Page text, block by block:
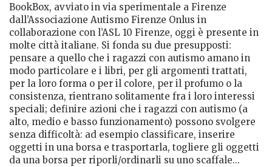
BookBox, avviato in via sperimentale a Firenze
dall’Associazione Autismo Firenze Onlus in
collaborazione con l’ASL 10 Firenze, oggi è presente in
molte città italiane. Si fonda su due presupposti:
pensare a quello che i ragazzi con autismo amano in
modo particolare e i libri, per gli argomenti trattati,
per la loro forma o per il colore, per il profumo o la
consistenza, rientrano solitamente fra i loro interessi
speciali; definire azioni che i ragazzi con autismo (a
alto, medio e basso funzionamento) possono svolgere
senza difficoltà: ad esempio classificare, inserire
oggetti in una borsa e trasportarla, togliere gli oggetti
da una borsa per riporli/ordinarli su uno scaffale...